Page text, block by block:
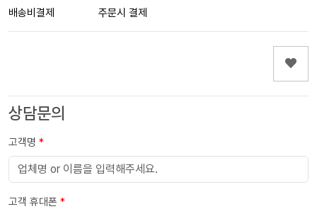
배송비결제
주문시 결제
상담문의
고객명 *
고객 휴대폰 *